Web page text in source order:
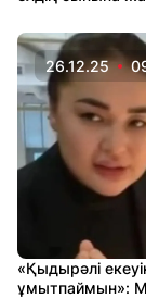
26.12.25
«Қыдырәлі
ұмытпаймын»: